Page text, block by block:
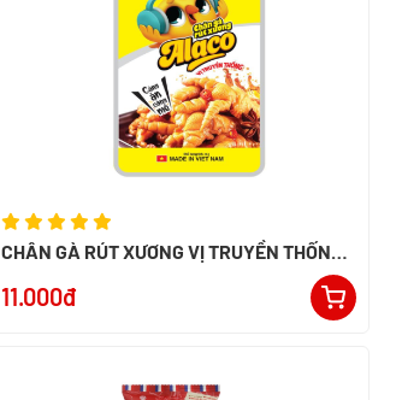
CHÂN GÀ RÚT XƯƠNG VỊ TRUYỀN THỐNG
11.000đ